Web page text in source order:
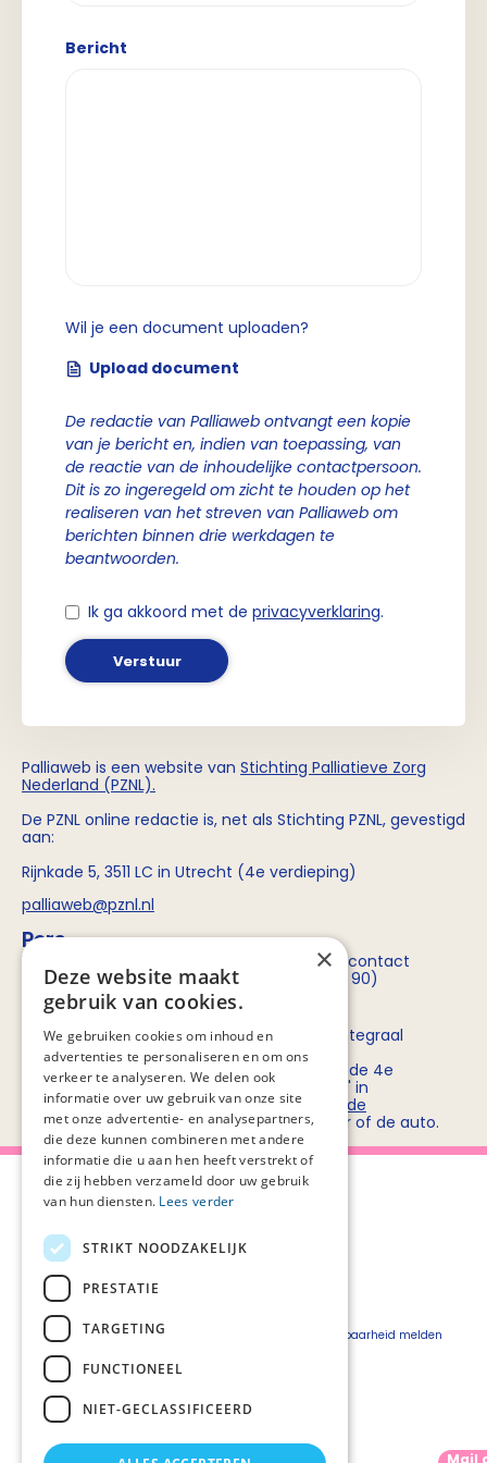
Bericht
Wil je een document uploaden?
Upload document
De redactie van Palliaweb ontvangt een kopie
van je bericht en, indien van toepassing, van
de reactie van de inhoudelijke contactpersoon.
Dit is zo ingeregeld om zicht te houden op het
realiseren van het streven van Palliaweb om
berichten binnen drie werkdagen te
beantwoorden.
Ik ga akkoord met de privacyverklaring.
Verstuur
Palliaweb is een website van Stichting Palliatieve Zorg
Nederland (PZNL).
De PZNL online redactie is, net als Stichting PZNL, gevestigd
aan:
Rijnkade 5, 3511 LC in Utrecht (4e verdieping)
palliaweb@pznl.nl
Pers
Voor persvragen over Stichting PZNL kun je contact
opnemen metRob Bruntink(06 - 55 52 72 90)
Routebeschrijving
Stichting PZNL deelt het kantoor met het Integraal
Kankercentrum Nederland (IKNL). Ons
kantoor/vergadercentrum bevindt zich op de 4e
verdieping van kantoorgebouw 'De Utrecht' in
winkelcentrum Hoog Catharijne. Bekijk
hier de
routebeschrijvingenvoor openbaar vervoer of de auto.
Over Palliaweb
Over PZNL
Pers
Vacatures
Webshop
Privacyverklaring
Beveiligingskwetsbaarheid melden
Mail
×
Deze website maakt
gebruik van cookies.
We gebruiken cookies om inhoud en
advertenties te personaliseren en om ons
verkeer te analyseren. We delen ook
informatie over uw gebruik van onze site
met onze advertentie- en analysepartners,
die deze kunnen combineren met andere
informatie die u aan hen heeft verstrekt of
die zij hebben verzameld door uw gebruik
van hun diensten. Lees verder
STRIKT NOODZAKELIJK
PRESTATIE
TARGETING
FUNCTIONEEL
NIET-GECLASSIFICEERD